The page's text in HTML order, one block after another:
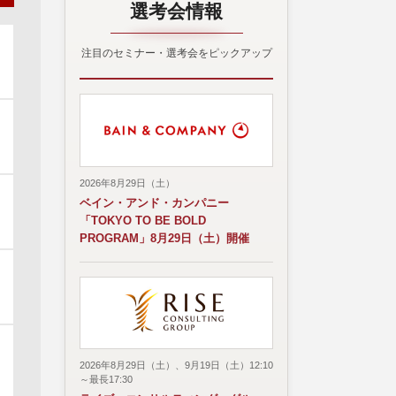
選考会情報
注目のセミナー・選考会をピックアップ
2026年8月29日（土）
ベイン・アンド・カンパニー
「TOKYO TO BE BOLD
PROGRAM」8月29日（土）開催
2026年8月29日（土）、9月19日（土）12:10
～最長17:30